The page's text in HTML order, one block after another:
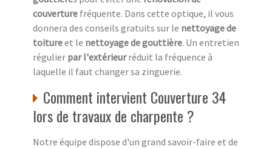
couverture fréquente. Dans cette optique, il vous
donnera des conseils gratuits sur le nettoyage de
toitureet le nettoyage de gouttière. Un entretien
régulier par l'extérieurréduit la fréquence à
laquelle il faut changer sa zinguerie.
Comment intervient Couverture 34
lors de travaux de charpente ?
Notre équipe dispose d'un grand savoir-faire et de